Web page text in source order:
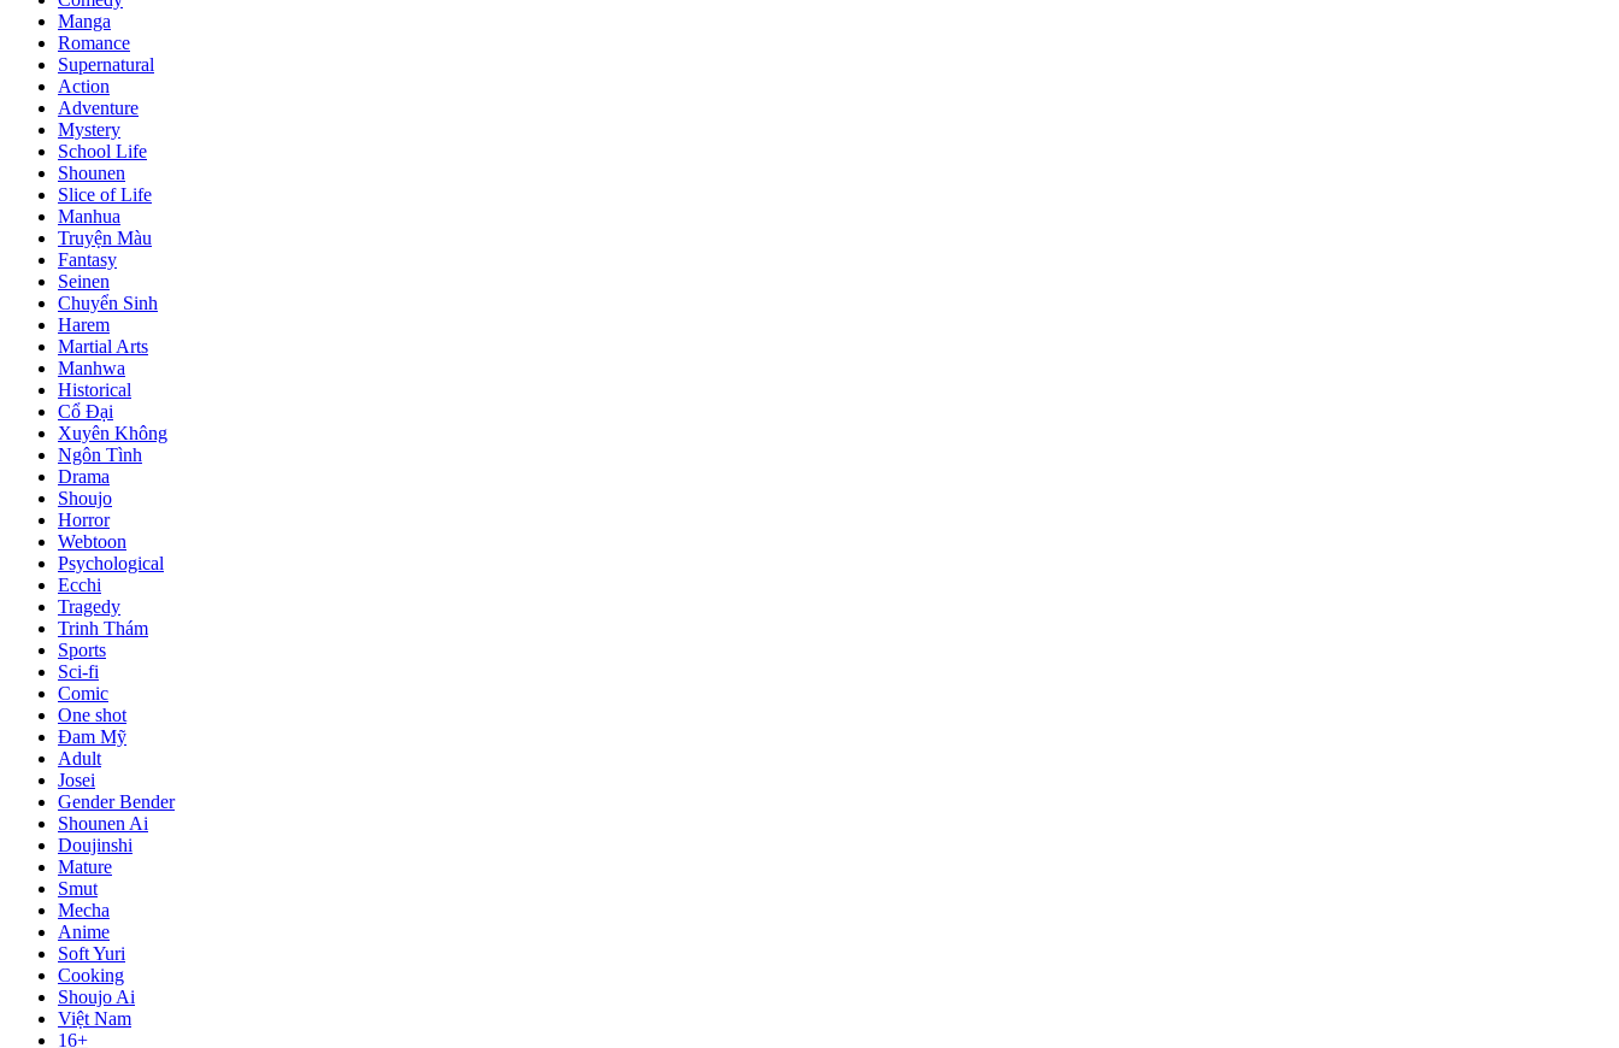
Manga
Romance
Supernatural
Action
Adventure
Mystery
School Life
Shounen
Slice of Life
Manhua
Truyện Màu
Fantasy
Seinen
Chuyển Sinh
Harem
Martial Arts
Manhwa
Historical
Cổ Đại
Xuyên Không
Ngôn Tình
Drama
Shoujo
Horror
Webtoon
Psychological
Ecchi
Tragedy
Trinh Thám
Sports
Sci-fi
Comic
One shot
Đam Mỹ
Adult
Josei
Gender Bender
Shounen Ai
Doujinshi
Mature
Smut
Mecha
Anime
Soft Yuri
Cooking
Shoujo Ai
Việt Nam
16+